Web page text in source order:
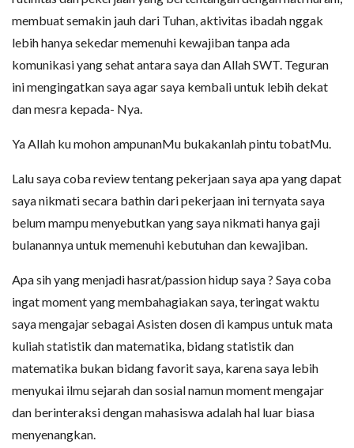
membuat semakin jauh dari Tuhan, aktivitas ibadah nggak
lebih hanya sekedar memenuhi kewajiban tanpa ada
komunikasi yang sehat antara saya dan Allah SWT. Teguran
ini mengingatkan saya agar saya kembali untuk lebih dekat
dan mesra kepada- Nya.
Ya Allah ku mohon ampunanMu bukakanlah pintu tobatMu.
Lalu saya coba review tentang pekerjaan saya apa yang dapat
saya nikmati secara bathin dari pekerjaan ini ternyata saya
belum mampu menyebutkan yang saya nikmati hanya gaji
bulanannya untuk memenuhi kebutuhan dan kewajiban.
Apa sih yang menjadi hasrat/passion hidup saya ? Saya coba
ingat moment yang membahagiakan saya, teringat waktu
saya mengajar sebagai Asisten dosen di kampus untuk mata
kuliah statistik dan matematika, bidang statistik dan
matematika bukan bidang favorit saya, karena saya lebih
menyukai ilmu sejarah dan sosial namun moment mengajar
dan berinteraksi dengan mahasiswa adalah hal luar biasa
menyenangkan.